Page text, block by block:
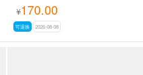
¥170.00
可退换 2026-08-08